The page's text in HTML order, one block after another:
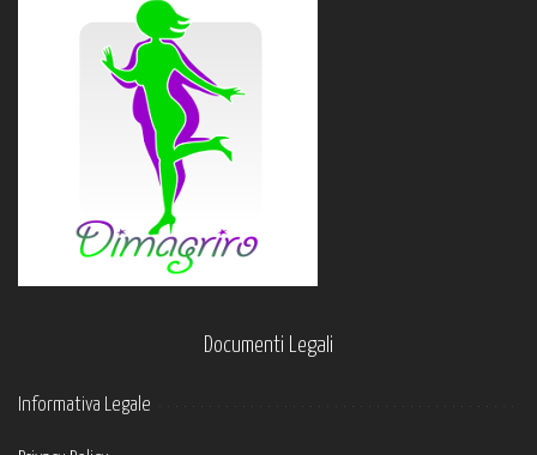
Documenti Legali
Informativa Legale